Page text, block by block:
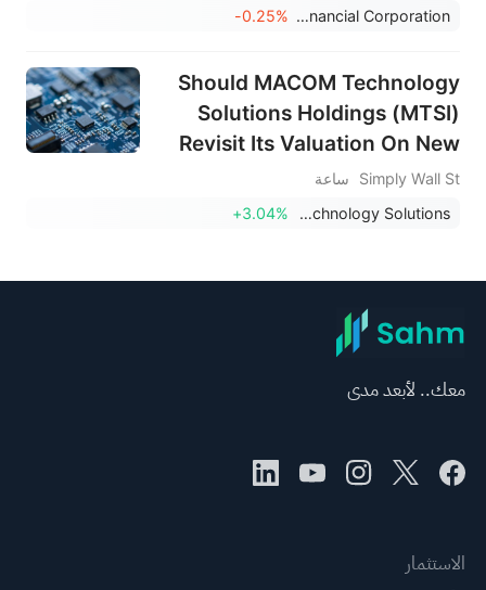
WSFS Financial Corporation
-0.25%
Should MACOM Technology
Solutions Holdings (MTSI)
Revisit Its Valuation On New
Guidance?
Simply Wall St
ساعة
MACOM Technology Solutions
+3.04%
معك.. لأبعد مدى
الاستثمار